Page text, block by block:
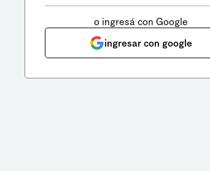
o ingresá con Google
ingresar con google